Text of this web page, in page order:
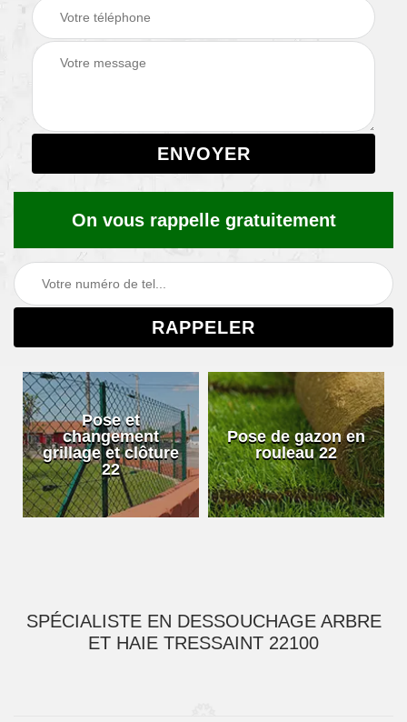
On vous rappelle gratuitement
Pose et
changement
grillage et clôture
22
Pose de gazon en
rouleau 22
SPÉCIALISTE EN DESSOUCHAGE ARBRE
ET HAIE TRESSAINT 22100